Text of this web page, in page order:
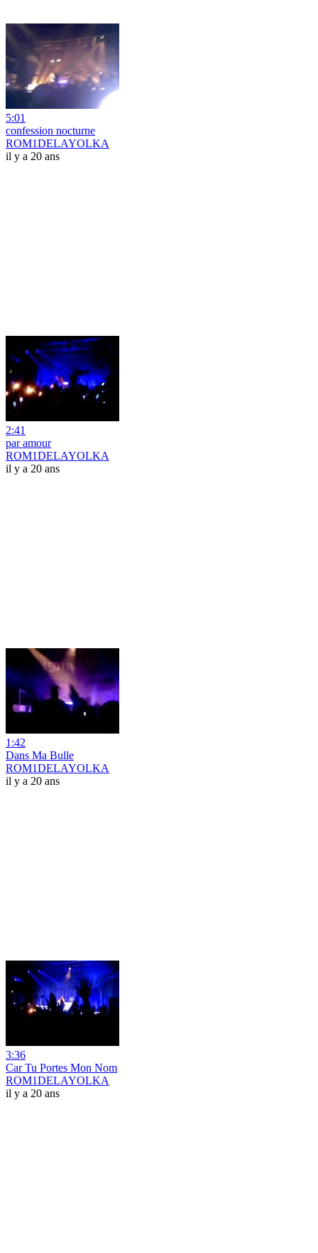
5:01
confession nocturne
ROM1DELAYOLKA
il y a 20 ans
2:41
par amour
ROM1DELAYOLKA
il y a 20 ans
1:42
Dans Ma Bulle
ROM1DELAYOLKA
il y a 20 ans
3:36
Car Tu Portes Mon Nom
ROM1DELAYOLKA
il y a 20 ans